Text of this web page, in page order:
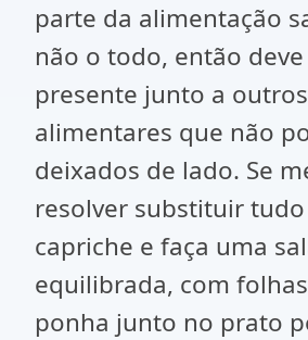
parte da alimentação
não o todo, então
presente junto a
alimentares que não
deixados de lado. Se
resolver substituir
capriche e faça uma
equilibrada, com
ponha junto no prato